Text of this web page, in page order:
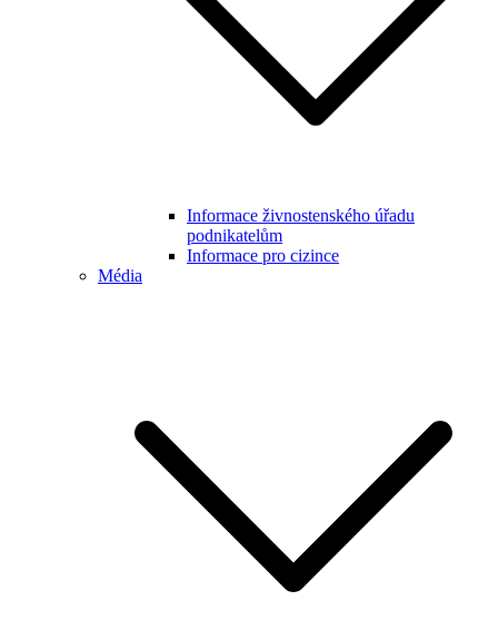
Informace živnostenského úřadu
podnikatelům
Informace pro cizince
Média